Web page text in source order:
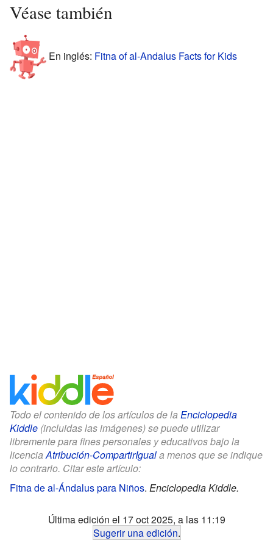
Véase también
En inglés: Fitna of al-Andalus Facts for Kids
Todo el contenido de los artículos de la Enciclopedia
Kiddle (incluidas las imágenes) se puede utilizar
libremente para fines personales y educativos bajo la
licenciaAtribución-CompartirIguala menos que se indique
lo contrario. Citar este artículo:
Fitna de al-Ándalus para Niños. Enciclopedia Kiddle.
Última edición el 17 oct 2025, a las 11:19
Sugerir una edición.